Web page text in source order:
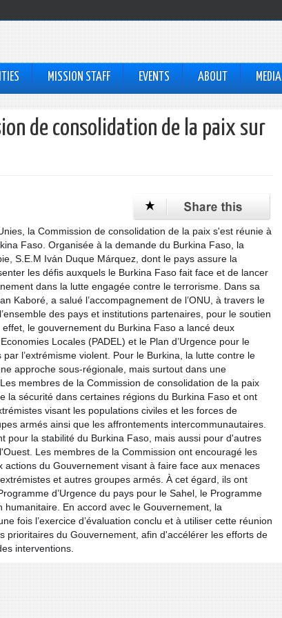
MISSION STAFF EVENTS ABOUT MEDIA
de consolidation de la paix sur
la Commission de consolidation de la paix s'est réunie à
Faso. Organisée à la demande du Burkina Faso, la
S.E.M Iván Duque Márquez, dont le pays assure la
les défis auxquels le Burkina Faso fait face et de lancer
dans la lutte engagée contre le terrorisme. Dans sa
Kaboré, a salué l’accompagnement de l’ONU, à travers le
des pays et institutions partenaires, pour le soutien
le gouvernement du Burkina Faso a lancé deux
Locales (PADEL) et le Plan d’Urgence pour le
l’extrémisme violent. Pour le Burkina, la lutte contre le
approche sous-régionale, mais surtout dans une
membres de la Commission de consolidation de la paix
sécurité dans certaines régions du Burkina Faso et ont
visant les populations civiles et les forces de
armés ainsi que les affrontements intercommunautaires.
pour la stabilité du Burkina Faso, mais aussi pour d'autres
Les membres de la Commission ont encouragé les
du Gouvernement visant à faire face aux menaces
et autres groupes armés. À cet égard, ils ont
d’Urgence du pays pour le Sahel, le Programme
humanitaire. En accord avec le Gouvernement, la
fois l’exercice d’évaluation conclu et à utiliser cette réunion
du Gouvernement, afin d'accélérer les efforts de
interventions.